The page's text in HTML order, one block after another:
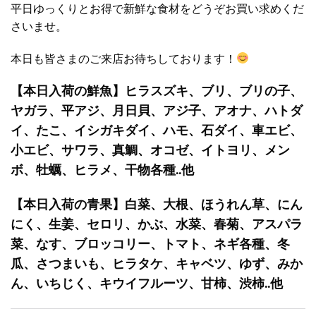
平日ゆっくりとお得で新鮮な食材をどうぞお買い求めくだ
さいませ。
本日も皆さまのご来店お待ちしております！
【本日入荷の鮮魚】ヒラスズキ、ブリ、ブリの子、
ヤガラ、平アジ、月日貝、アジ子、アオナ、ハトダ
イ、たこ、イシガキダイ、ハモ、石ダイ、車エビ、
小エビ、サワラ、真鯛、オコゼ、イトヨリ、メン
ボ、牡蠣、ヒラメ、干物各種..他
【本日入荷の青果】白菜、大根、ほうれん草、にん
にく、生姜、セロリ、かぶ、水菜、春菊、アスパラ
菜、なす、ブロッコリー、トマト、ネギ各種、冬
瓜、さつまいも、ヒラタケ、キャベツ、ゆず、みか
ん、いちじく、キウイフルーツ、甘柿、渋柿..他